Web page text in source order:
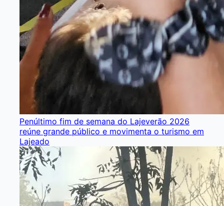
Penúltimo fim de semana do Lajeverão 2026
reúne grande público e movimenta o turismo em
Lajeado